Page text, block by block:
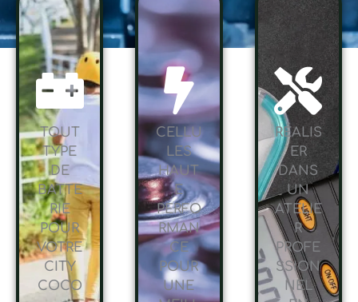
TOUT
TYPE
DE
BATTE
RIE
POUR
VOTRE
CITY
COCO
CELLU
LES
HAUT
E
PERFO
RMAN
CE
POUR
UNE
RÉALIS
ER
DANS
UN
ATELIE
R
PROFE
SSION
NEL